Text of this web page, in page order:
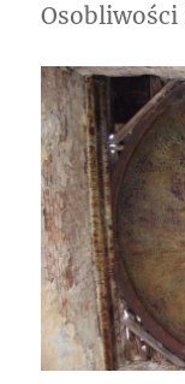
Osobliwości